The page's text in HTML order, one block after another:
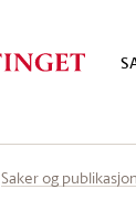
Saker og